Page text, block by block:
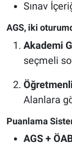
Sınav
AGS, iki
Akademi
seçmeli
Alanlara
Puanlama
AGS +